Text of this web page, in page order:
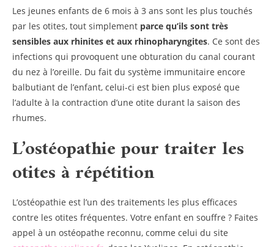
Les jeunes enfants de 6 mois à 3 ans sont les plus touchés
par les otites, tout simplement parce qu’ils sont très
sensibles aux rhinites et aux rhinopharyngites. Ce sont des
infections qui provoquent une obturation du canal courant
du nez à l’oreille. Du fait du système immunitaire encore
balbutiant de l’enfant, celui-ci est bien plus exposé que
l’adulte à la contraction d’une otite durant la saison des
rhumes.
L’ostéopathie pourtraiter les
otites à répétition
L’ostéopathie est l’un des traitements les plus efficaces
contre les otites fréquentes. Votre enfant en souffre ? Faites
appel à un ostéopathe reconnu, comme celui du site